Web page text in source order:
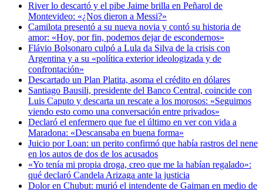
River lo descartó y el pibe Jaime brilla en Peñarol de
Montevideo: «¿Nos dieron a Messi?»
Camilota presentó a su nueva novia y contó su historia de
amor: «Hoy, por fin, podemos dejar de escondernos»
Flávio Bolsonaro culpó a Lula da Silva de la crisis con
Argentina y a su «política exterior ideologizada y de
confrontación»
Descartado un Plan Platita, asoma el crédito en dólares
Santiago Bausili, presidente del Banco Central, coincide con
Luis Caputo y descarta un rescate a los morosos: «Seguimos
viendo esto como una conversación entre privados»
Declaró el enfermero que fue el último en ver con vida a
Maradona: «Descansaba en buena forma»
Juicio por Loan: un perito confirmó que había rastros del nene
en los autos de dos de los acusados
«Yo tenía mi propia droga, creo que me la habían regalado»:
qué declaró Candela Arizaga ante la justicia
Dolor en Chubut: murió el intendente de Gaiman en medio de